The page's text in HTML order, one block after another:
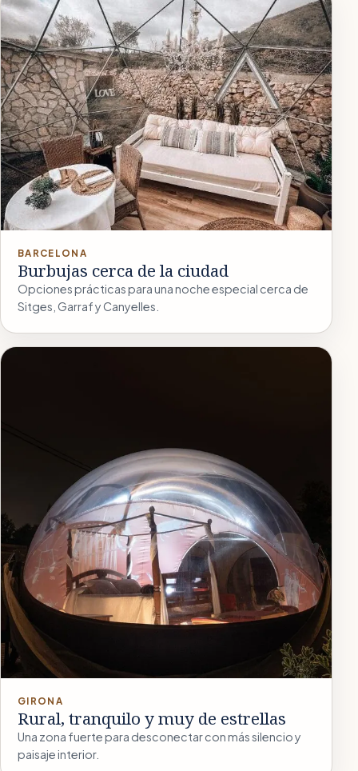
BARCELONA
Burbujas cerca de la ciudad
Opciones prácticas para una noche especial cerca de
Sitges, Garraf y Canyelles.
GIRONA
Rural, tranquilo y muy de estrellas
Una zona fuerte para desconectar con más silencio y
paisaje interior.